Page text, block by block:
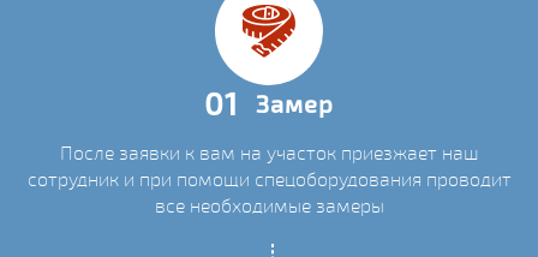
01 Замер
После заявки к вам на участок приезжает наш
сотрудник и при помощи спецоборудования проводит
все необходимые замеры